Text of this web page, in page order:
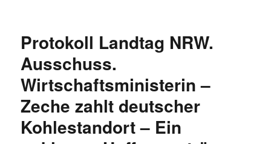
Protokoll Landtag NRW.
Ausschuss.
Wirtschaftsministerin –
Zeche zahlt deutscher
Kohlestandort – Ein